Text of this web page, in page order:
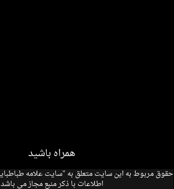
همراه باشید
اطلاعات با ذکر منبع مجاز می باشد